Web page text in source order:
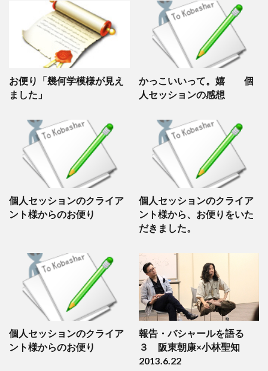
お便り「幾何学模様が見え
ました」
かっこいいって。嬉 個
人セッションの感想
個人セッションのクライア
ント様からのお便り
個人セッションのクライア
ント様から、お便りをいた
だきました。
個人セッションのクライア
ント様からのお便り
報告・バシャールを語る
３ 阪東朝康×小林聖知
2013.6.22